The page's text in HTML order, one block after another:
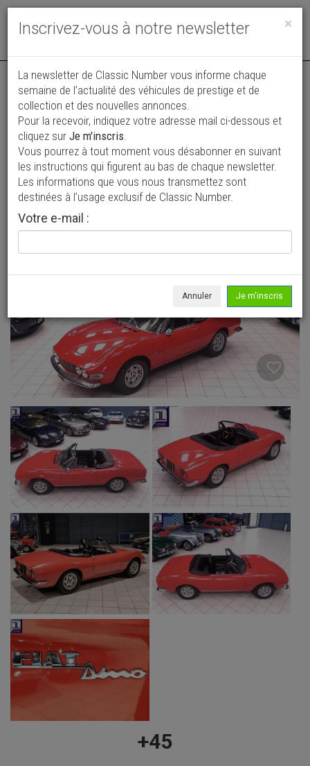
Toggle
Annonce publiée le 07/07/2026 ( il y a 33 jours )
Fiat Dino SPIDER 2000 1968
119 000 €
1968 Cabriolet / roadster 69 000 km
+45
×
Inscrivez-vous à notre newsletter
La newsletter de Classic Number vous informe chaque
semaine de l’actualité des véhicules de prestige et de
collection et des nouvelles annonces.
Pour la recevoir, indiquez votre adresse mail ci-dessous et
cliquez sur Je m'inscris.
Vous pourrez à tout moment vous désabonner en suivant
les instructions qui figurent au bas de chaque newsletter.
Les informations que vous nous transmettez sont
destinées à l’usage exclusif de Classic Number.
Votre e-mail :
Annuler Je m'inscris